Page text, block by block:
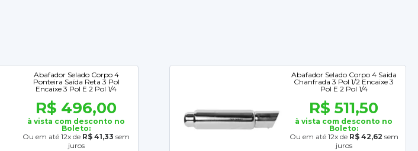
Abafador Selado Corpo 4
Ponteira Saída Reta 3 Pol
Encaixe 3 Pol E 2 Pol 1/4
R$ 496,00
à vista com desconto no
Boleto:
Ou em até 12x de R$ 41,33 sem
juros
Abafador Selado Corpo 4 Saida
Chanfrada 3 Pol 1/2 Encaixe 3
Pol E 2 Pol 1/4
R$ 511,50
à vista com desconto no
Boleto:
Ou em até 12x de R$ 42,62 sem
juros